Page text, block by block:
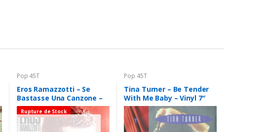
Pop 45T
Eros Ramazzotti – Se
Bastasse Una Canzone –
Vinyl 7″ 45T (Single)
Rupture de Stock
Pop 45T
Tina Turner – Be Tender
With Me Baby – Vinyl 7″
45T (Single)